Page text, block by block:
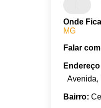
Onde
MG
Falar
Endereço
Avenida,
Bairro: